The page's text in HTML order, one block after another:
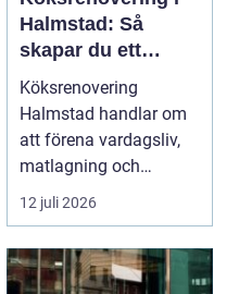
Halmstad: Så
skapar du ett
funktionellt och
trivsamt kök
Köksrenovering
Halmstad handlar om
att förena vardagsliv,
matlagning och
umgänge i et...
12 juli 2026